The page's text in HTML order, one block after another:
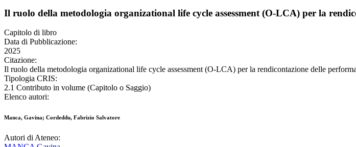
Il ruolo della metodologia organizational life cycle assessment (O-LCA) per la
Capitolo di libro
Data di Pubblicazione:
2025
Citazione:
Il ruolo della metodologia organizational life cycle assessment (O-LCA) per la rendicontazione delle
Tipologia CRIS:
2.1 Contributo in volume (Capitolo o Saggio)
Elenco autori:
Manca, Gavina; Cordeddu, Fabrizio Salvatore
Autori di Ateneo: